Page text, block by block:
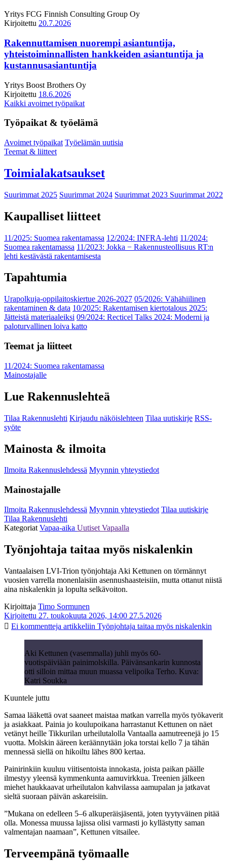
Yritys FCG Finnish Consulting Group Oy
Kirjoitettu 20.7.2026
Rakennuttamisen nuorempi asiantuntija,
yhteistoiminnallisten hankkeiden asiantuntija ja
kustannusasiantuntija
Yritys Boost Brothers Oy
Kirjoitettu 18.6.2026
Kaikki avoimet työpaikat
Työpaikat & työelämä
Avoimet työpaikat Työelämän uutisia
Teemat & liitteet
Toimialakatsaukset
Suurimmat 2025 Suurimmat 2024 Suurimmat 2023 Suurimmat 2022
Kaupalliset liitteet
11/2025: Suomea rakentamassa 12/2024: INFRA-lehti 11/2024:
Suomea rakentamassa 11/2023: Jokka − Rakennusteollisuus RT:n
lehti kestävästä rakentamisesta
Tapahtumia
Urapolkuja-oppilaitoskiertue 2026-2027 05/2026: Vähähiilinen
rakentaminen & data 10/2025: Rakentamisen kiertotalous 2025:
Jätteistä materiaaleiksi 09/2024: Recticel Talks 2024: Moderni ja
paloturvallinen loiva katto
Teemat ja liitteet
11/2024: Suomea rakentamassa
Mainostajalle
Lue Rakennuslehteä
Tilaa Rakennuslehti Kirjaudu näköislehteen Tilaa uutiskirje RSS-
syöte
Mainosta & ilmoita
Ilmoita Rakennuslehdessä Myynnin yhteystiedot
Mainostajalle
Ilmoita Rakennuslehdessä Myynnin yhteystiedot Tilaa uutiskirje
Tilaa Rakennuslehti
Kategoriat Vapaa-aika Uutiset Vapaalla
Työnjohtaja taitaa myös niskalenkin
Vantaalaisen LVI-Trion työnjohtaja Aki Kettunen on törmännyt
vuosien varrella monenlaisiin asennushaasteisiin, mutta ottanut niistä
aina niskalenkin ja lopulta selkävoiton.
Kirjoittaja Timo Sormunen
Kirjoitettu 27. toukokuuta 2026, 14:00 27.5.2026
Ei kommentteja artikkeliin Työnjohtaja taitaa myös niskalenkin
Aki Kettunen (vasemmalla) juhli myös 60-
vuotispäiviään painimolskilla. Päivänsankarin kunnosta
otti silloin mittaa muun muassa velipoika Terho. Kuva:
Katri Soukka
Kuuntele juttu
Samaa lääkettä ovat saaneet maistaa matkan varrella myös työkaverit
ja asiakkaat. Painia jo koulupoikana harrastanut Kettunen on näet
vetänyt heille Tikkurilan urheilutalolla Vantaalla aamutreenejä jo 15
vuotta. Molskin ääreen keräännytään joka torstai kello 7 ja tähän
mennessä siellä on hikoiltu lähes 800 kertaa.
Painirinkiin kuuluu viitisentoista innokasta, joista paikan päälle
ilmestyy yleensä kymmenkunta aamuvirkkua. Treenien jälkeen
miehet haukkaavat urheilutalon kahvilassa aamupalan ja jatkavat
sieltä suoraan päivän askareisiin.
”Mukana on edelleen 5–6 alkuperäisjäsentä, joten tyytyväinen pitää
olla. Monessa muussa lajissa olisi varmasti jo kyllästytty saman
valmentajan naamaan”, Kettunen vitsailee.
Terveempänä työmaalle